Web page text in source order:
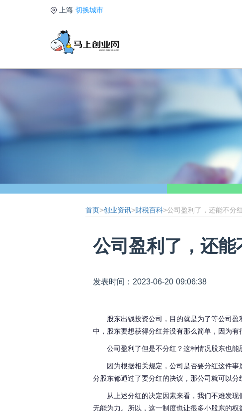
上海 切换城市
首页>创业资讯>财税百科>公司盈利了，还能不分
公司盈利了，还能
发表时间：2023-06-20 09:06:38
股东出钱投资公司，目的就是为了等公司
中，股东要想获得分红并没有那么简单，因为有
公司盈利了但是不分红？这种情况股东也
因为根据相关规定，公司是否要分红这件
分股东都通过了要分红的决议，那公司就可以
从上述分红的决定因素来看，我们不难发
无能为力。所以，这一制度也让很多小股东的权